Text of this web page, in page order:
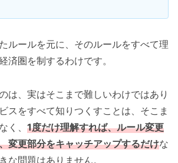
ルールを元に、そのルールをすべて理
済圏を制するわけです。
は、実はそこまで難しいわけではあり
スをすべて知りつくすことは、そこま
く、 1度だけ理解すれば、ルール変更
変更部分をキャッチアップするだけな
な問題はありません。